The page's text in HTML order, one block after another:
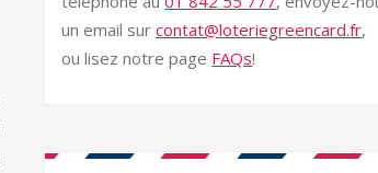
un email surcontat@loteriegreencard.fr,
ou lisez notre page FAQs!